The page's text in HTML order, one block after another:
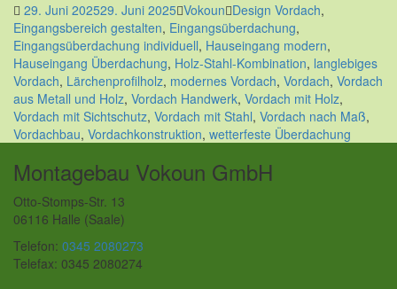
29. Juni 202529. Juni 2025 Vokoun Design Vordach,
Eingangsbereich gestalten, Eingangsüberdachung,
Eingangsüberdachung individuell, Hauseingang modern,
Hauseingang Überdachung, Holz-Stahl-Kombination, langlebiges
Vordach, Lärchenprofilholz, modernes Vordach, Vordach, Vordach
aus Metall und Holz, Vordach Handwerk, Vordach mit Holz,
Vordach mit Sichtschutz, Vordach mit Stahl, Vordach nach Maß,
Vordachbau, Vordachkonstruktion, wetterfeste Überdachung
Montagebau Vokoun GmbH
Otto-Stomps-Str. 13
06116 Halle (Saale)
Telefon: 0345 2080273
Telefax: 0345 2080274